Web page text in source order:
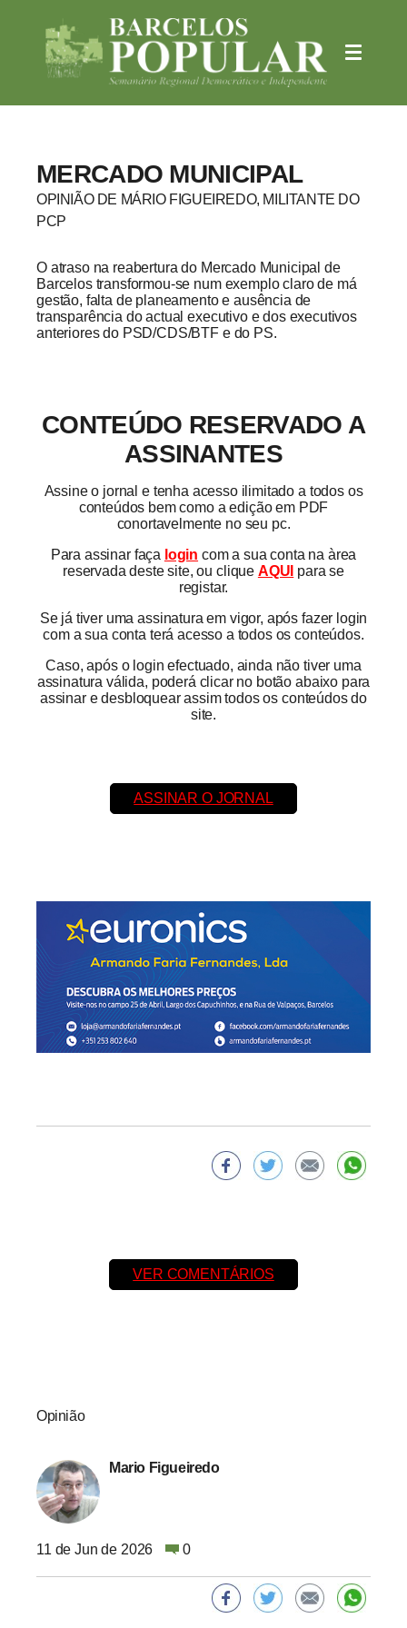
MERCADO MUNICIPAL
OPINIÃO DE MÁRIO FIGUEIREDO, MILITANTE DO
PCP
O atraso na reabertura do Mercado Municipal de
Barcelos transformou-se num exemplo claro de má
gestão, falta de planeamento e ausência de
transparência do actual executivo e dos executivos
anteriores do PSD/CDS/BTF e do PS.
CONTEÚDO RESERVADO A
ASSINANTES
Assine o jornal e tenha acesso ilimitado a todos os
conteúdos bem como a edição em PDF
conortavelmente no seu pc.
Para assinar faça login com a sua conta na àrea
reservada deste site, ou clique AQUI para se
registar.
Se já tiver uma assinatura em vigor, após fazer login
com a sua conta terá acesso a todos os conteúdos.
Caso, após o login efectuado, ainda não tiver uma
assinatura válida, poderá clicar no botão abaixo para
assinar e desbloquear assim todos os conteúdos do
site.
ASSINAR O JORNAL
VER COMENTÁRIOS
Opinião
Mario Figueiredo
11 de Jun de 2026 0